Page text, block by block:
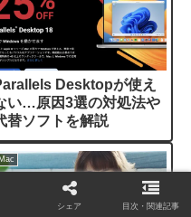
Desktopが使え
い…原因3選の対処法や
替ソフトを解説
Mac
シェア 目次・関連記事